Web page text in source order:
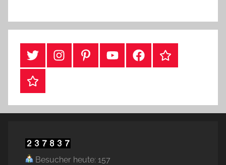
#TwitterInstagramPinterestYouTubeFacebookTikTok
Webshop
Besucher heute: 157